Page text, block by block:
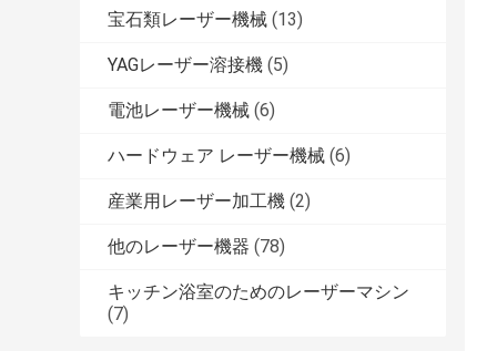
宝石類レーザー機械 (13)
YAGレーザー溶接機 (5)
電池レーザー機械 (6)
ハードウェア レーザー機械 (6)
産業用レーザー加工機 (2)
他のレーザー機器 (78)
キッチン浴室のためのレーザーマシン
(7)